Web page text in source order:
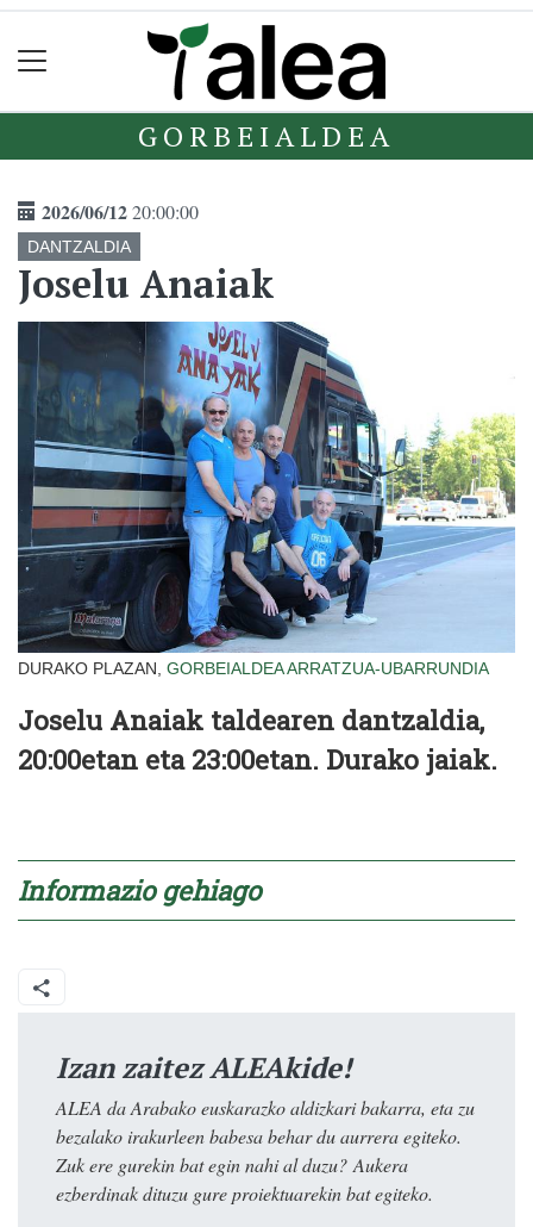
GORBEIALDEA
2026/06/1220:00:00
DANTZALDIA
Joselu Anaiak
DURAKO PLAZAN, GORBEIALDEAARRATZUA-UBARRUNDIA
Joselu Anaiak taldearen dantzaldia,
20:00etan eta 23:00etan. Durako jaiak.
Informazio gehiago
Izan zaitez ALEAkide!
ALEA da Arabako euskarazko aldizkari bakarra, eta zu
bezalako irakurleen babesa behar du aurrera egiteko.
Zuk ere gurekin bat egin nahi al duzu? Aukera
ezberdinak dituzu gure proiektuarekin bat egiteko.